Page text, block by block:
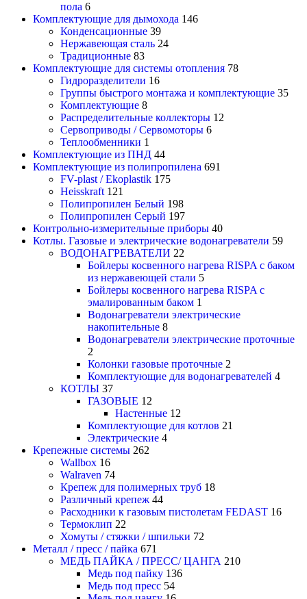
пола 6
Комплектующие для дымохода 146
Конденсационные 39
Нержавеющая сталь 24
Традиционные 83
Комплектующие для системы отопления 78
Гидроразделители 16
Группы быстрого монтажа и комплектующие 35
Комплектующие 8
Распределительные коллекторы 12
Сервоприводы / Сервомоторы 6
Теплообменники 1
Комплектующие из ПНД 44
Комплектующие из полипропилена 691
FV-plast / Ekoplastik 175
Heisskraft 121
Полипропилен Белый 198
Полипропилен Серый 197
Контрольно-измерительные приборы 40
Котлы. Газовые и электрические водонагреватели 59
ВОДОНАГРЕВАТЕЛИ 22
Бойлеры косвенного нагрева RISPA с баком
из нержавеющей стали 5
Бойлеры косвенного нагрева RISPA с
эмалированным баком 1
Водонагреватели электрические
накопительные 8
Водонагреватели электрические проточные
2
Колонки газовые проточные 2
Комплектующие для водонагревателей 4
КОТЛЫ 37
ГАЗОВЫЕ 12
Настенные 12
Комплектующие для котлов 21
Электрические 4
Крепежные системы 262
Wallbox 16
Walraven 74
Крепеж для полимерных труб 18
Различный крепеж 44
Расходники к газовым пистолетам FEDAST 16
Термоклип 22
Хомуты / стяжки / шпильки 72
Металл / пресс / пайка 671
МЕДЬ ПАЙКА / ПРЕСС/ ЦАНГА 210
Медь под пайку 136
Медь под пресс 54